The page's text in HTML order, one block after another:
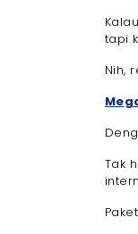
tapi
Nih,
Tak